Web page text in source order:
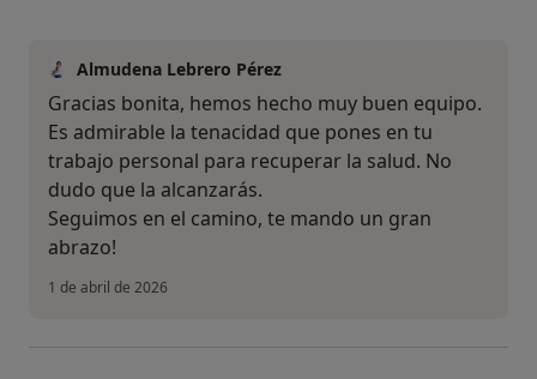
Almudena Lebrero Pérez
Gracias bonita, hemos hecho muy buen equipo.
Es admirable la tenacidad que pones en tu
trabajo personal para recuperar la salud. No
dudo que la alcanzarás.
Seguimos en el camino, te mando un gran
abrazo!
1 de abril de 2026